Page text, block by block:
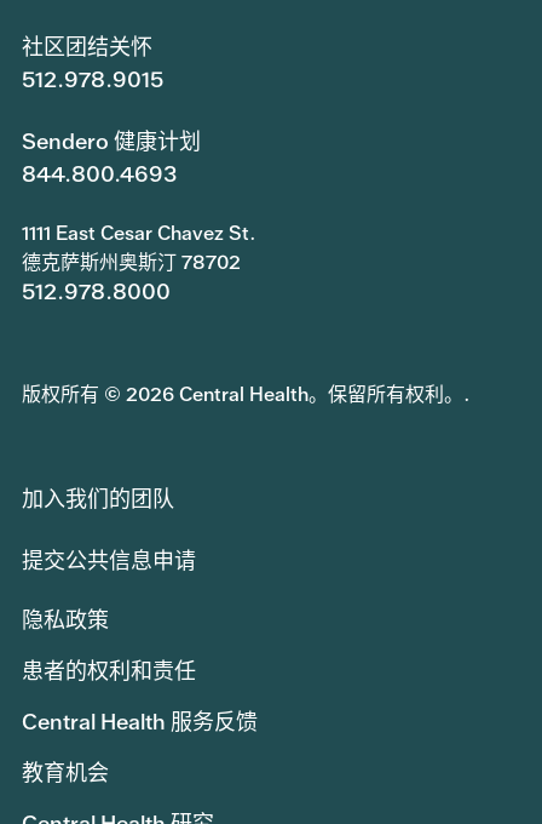
社区团结关怀
512.978.9015
Sendero 健康计划
844.800.4693
1111 East Cesar Chavez St.
德克萨斯州奥斯汀 78702
512.978.8000
版权所有 © 2026 Central Health。保留所有权利。.
加入我们的团队
提交公共信息申请
隐私政策
患者的权利和责任
Central Health 服务反馈
教育机会